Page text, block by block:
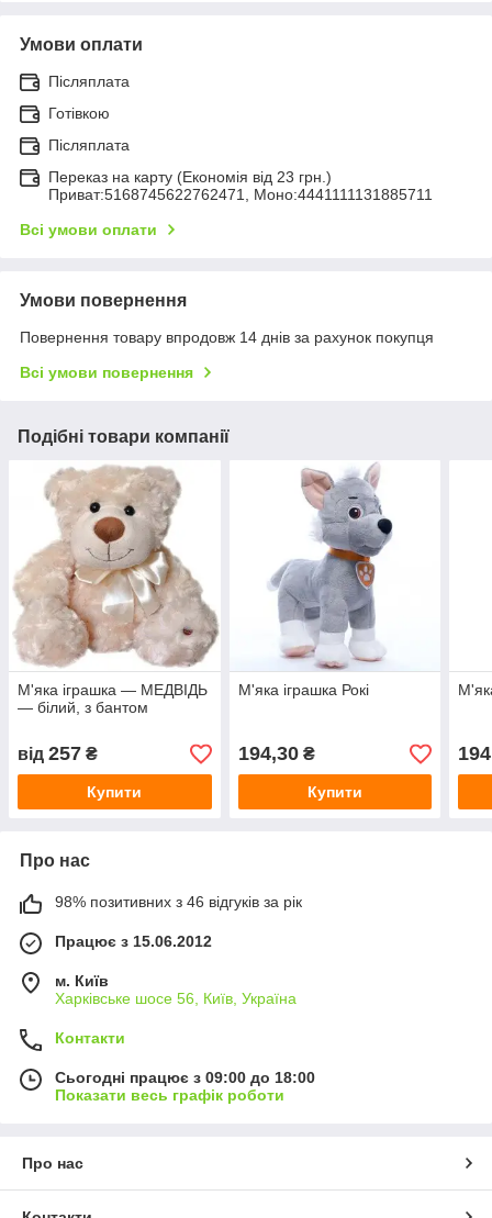
Умови оплати
Післяплата
Готівкою
Післяплата
Переказ на карту (Економія від 23 грн.)
Приват:5168745622762471, Моно:4441111131885711
Всі умови оплати
Умови повернення
Повернення товару впродовж 14 днів за рахунок покупця
Всі умови повернення
Подібні товари компанії
М'яка іграшка — МЕДВІДЬ
— білий, з бантом
від 257 ₴
Купити
М'яка іграшка Рокі
194,30₴
Купити
Про нас
98% позитивних з 46 відгуків за рік
Працює з 15.06.2012
м. Київ
Харківське шосе 56, Київ, Україна
Контакти
Сьогодні працює з 09:00 до 18:00
Показати весь графік роботи
Про нас